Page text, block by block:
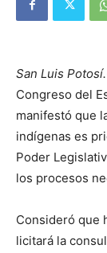
San Luis
Congreso del
manifestó que
indígenas es
Poder
los procesos
Consideró que
licitará la